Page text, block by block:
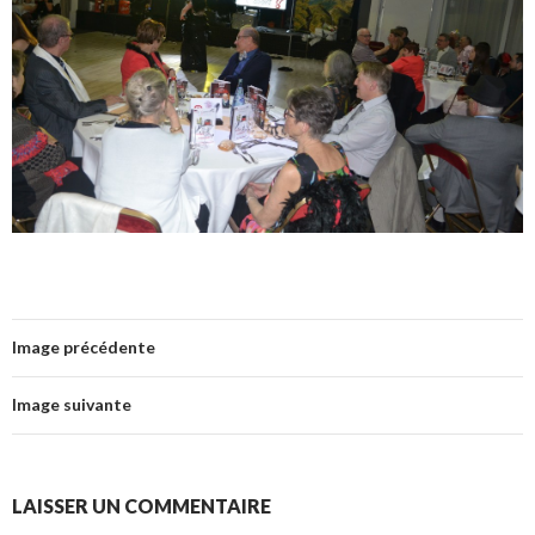
Image précédente
Image suivante
LAISSER UN COMMENTAIRE